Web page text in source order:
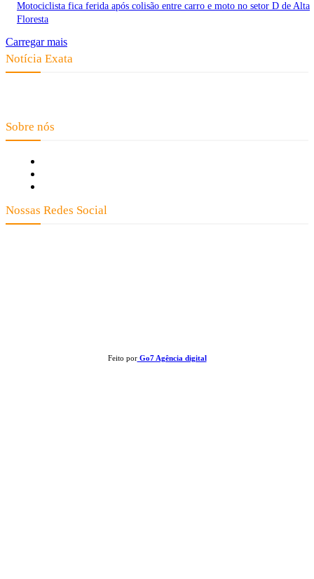
Motociclista fica ferida após colisão entre carro e moto no setor D de Alta
Floresta
Carregar mais
Notícia Exata
Sobre nós
Nossas Redes Social
Feito porGo7 Agência digital